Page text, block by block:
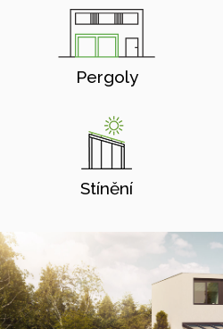
Pergoly
Stínění